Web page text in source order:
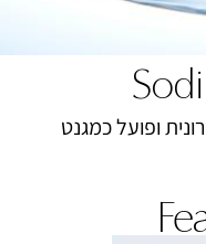
ופועל כמגנט